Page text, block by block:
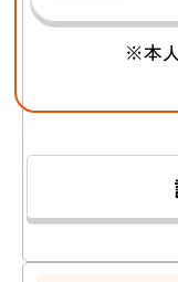
他人に
ケガを
※本